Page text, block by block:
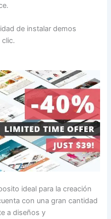
de instalar demos
ideal para la creación
con una gran cantidad
a diseños y